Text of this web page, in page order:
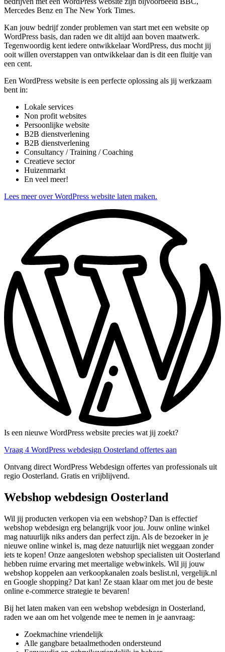
Mercedes Benz en The New York Times.
Kan jouw bedrijf zonder problemen van start met een website op
WordPress basis, dan raden we dit altijd aan boven maatwerk.
Tegenwoordig kent iedere ontwikkelaar WordPress, dus mocht jij
ooit willen overstappen van ontwikkelaar dan is dit een fluitje van
een cent.
Een WordPress website is een perfecte oplossing als jij werkzaam
bent in:
Lokale services
Non profit websites
Persoonlijke website
B2B dienstverlening
B2B dienstverlening
Consultancy / Training / Coaching
Creatieve sector
Huizenmarkt
En veel meer!
Lees meer over WordPress website laten maken.
Is een nieuwe WordPress website precies wat jij zoekt?
Vraag 4 WordPress webdesign Oosterland offertes aan
Ontvang direct WordPress Webdesign offertes van professionals uit
regio Oosterland. Gratis en vrijblijvend.
Webshop webdesign Oosterland
Wil jij producten verkopen via een webshop? Dan is effectief
webshop webdesign erg belangrijk voor jou. Jouw online winkel
mag natuurlijk niks anders dan perfect zijn. Als de bezoeker in je
nieuwe online winkel is, mag deze natuurlijk niet weggaan zonder
iets te kopen! Onze aangesloten webshop specialisten uit Oosterland
hebben ruime ervaring met meertalige webwinkels. Wil jij jouw
webshop koppelen aan verkoopkanalen zoals beslist.nl, vergelijk.nl
en Google shopping? Dat kan! Ze staan klaar om met jou de beste
online e-commerce strategie te bevaren!
Bij het laten maken van een webshop webdesign in Oosterland,
raden we aan om het volgende mee te nemen in je aanvraag:
Zoekmachine vriendelijk
Alle gangbare betaalmethoden ondersteund